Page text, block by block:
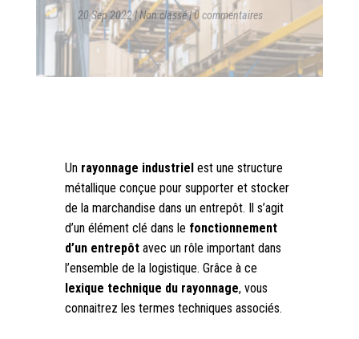
20 Sep 2022|Non classé|0 commentaires
Un rayonnage industrielest une structure
métallique conçue pour supporter et stocker
de la marchandise dans un entrepôt. Il s’agit
d’un élément clé dans le fonctionnement
d’un entrepôtavec un rôle important dans
l’ensemble de la logistique. Grâce à ce
lexique technique du rayonnage, vous
connaitrez les termes techniques associés.